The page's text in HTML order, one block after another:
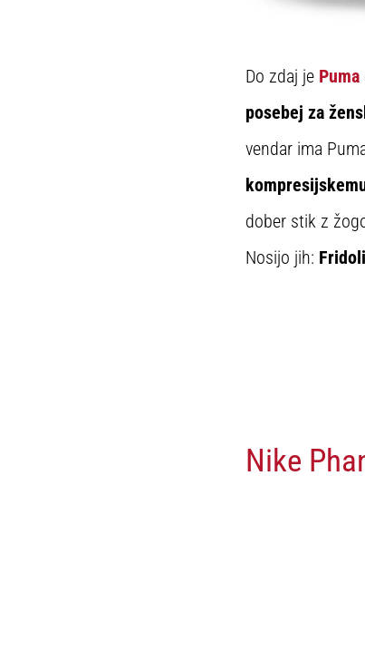
Do zdaj je Puma
posebej za
vendar ima
dober stik z
Nosijo jih:
Nike